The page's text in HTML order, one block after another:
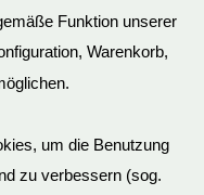
Funktion unserer
Warenkorb,
um die Benutzung
zu verbessern (sog.